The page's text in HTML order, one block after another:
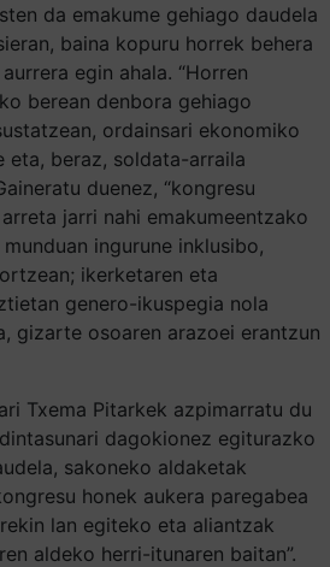
da emakume gehiago daudela
baina kopuru horrek behera
egin ahala. “Horren
berean denbora gehiago
ordainsari ekonomiko
beraz, soldata-arraila
duenez, “kongresu
jarri nahi emakumeentzako
ingurune inklusibo,
ikerketaren eta
genero-ikuspegia nola
gizarte osoaren arazoei erantzun
Txema Pitarkek azpimarratu du
dagokionez egiturazko
sakoneko aldaketak
honek aukera paregabea
lan egiteko eta aliantzak
aldeko herri-itunaren baitan”.